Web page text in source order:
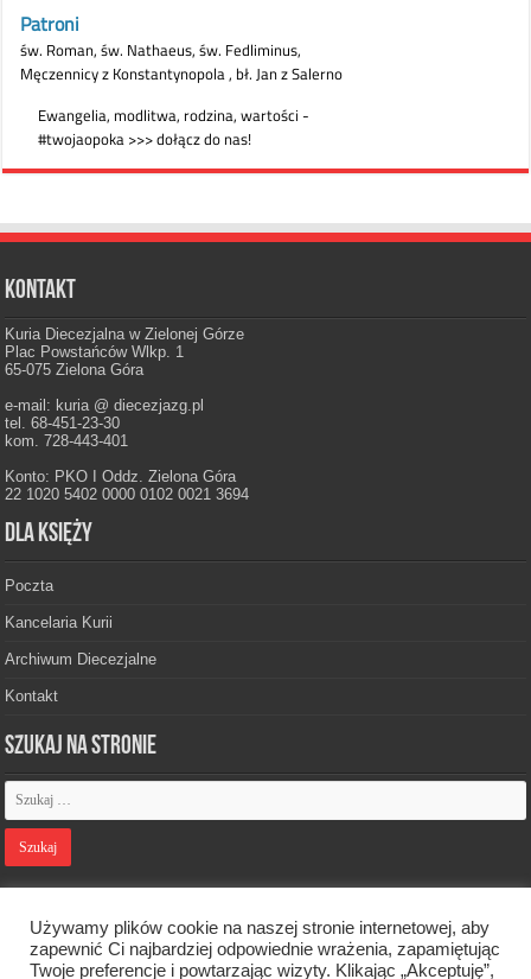
Kontakt
Kuria Diecezjalna w Zielonej Górze
Plac Powstańców Wlkp. 1
65-075 Zielona Góra
e-mail: kuria @ diecezjazg.pl
tel. 68-451-23-30
kom. 728-443-401
Konto: PKO I Oddz. Zielona Góra
22 1020 5402 0000 0102 0021 3694
Dla księży
Poczta
Kancelaria Kurii
Archiwum Diecezjalne
Kontakt
Szukaj na stronie
Używamy plików cookie na naszej stronie internetowej, aby
zapewnić Ci najbardziej odpowiednie wrażenia, zapamiętując
Twoje preferencje i powtarzając wizyty. Klikając „Akceptuję”,